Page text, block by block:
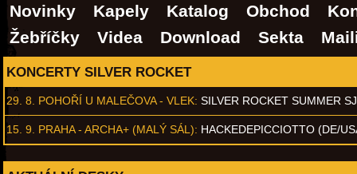
Novinky Kapely Katalog Obchod
Žebříčky
Videa Download Sekta
KONCERTY SILVER ROCKET
29. 8. POHOŘÍ U MALEČOVA - VLEK: SILVER ROCKET SUMMER
15. 9. PRAHA - ARCHA+ (MALÝ SÁL): HACKEDEPICCIOTTO (DE/